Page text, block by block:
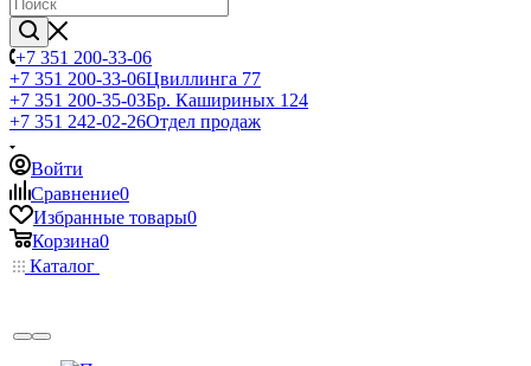
+7 351 200-33-06
+7 351 200-33-06Цвиллинга 77
+7 351 200-35-03Бр. Кашириных 124
+7 351 242-02-26Отдел продаж
Войти
Сравнение0
Избранные товары0
Корзина0
Каталог